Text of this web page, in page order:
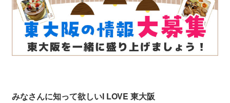
みなさんに知って欲しいI LOVE 東大阪